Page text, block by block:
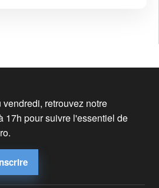
retrouvez notre
17h pour suivre l'essentiel de